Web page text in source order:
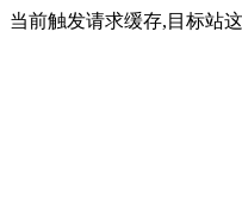
当前触发请求缓存,目标站